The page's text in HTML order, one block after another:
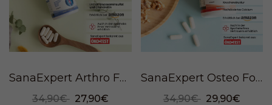
SanaExpert Arthro Forte, 120 Kapseln
34,90€ 27,90€
SanaExpert Osteo Forte, 90 Kapseln
34,90€ 29,90€